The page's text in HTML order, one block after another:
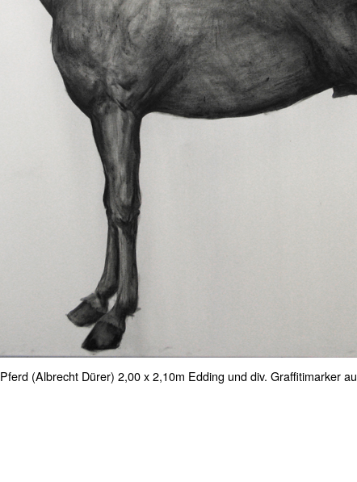
Pferd (Albrecht Dürer) 2,00 x 2,10m Edding und div. Graffitimarker